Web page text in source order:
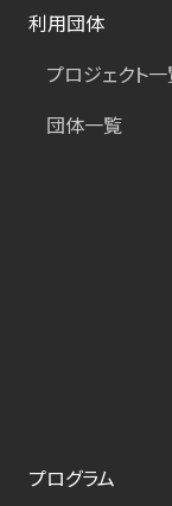
利用団体
プロジェクト
団体一覧
プログラム